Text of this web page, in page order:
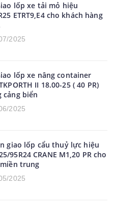
lốp xe tải mỏ hiệu
ETRT9,E4 cho khách hàng
2025
lốp xe nâng container
II 18.00-25 ( 40 PR)
cảng biển
2025
giao lốp cẩu thuỷ lực hiệu
95R24 CRANE M1,20 PR cho
trung
2025